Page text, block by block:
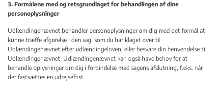
3. Formålene med og retsgrundlaget for behandlingen af dine
personoplysninger
Udlændingenævnet behandler personoplysninger om dig med det formål at
kunne træffe afgørelse i den sag, som du har klaget over til
Udlændingenævnet efter udlændingeloven, eller besvare din henvendelse til
Udlændingenævnet. Udlændingenævnet kan også have behov for at
behandle oplysninger om dig i forbindelse med sagens afslutning, f.eks. når
der fastsættes en udrejsefrist.